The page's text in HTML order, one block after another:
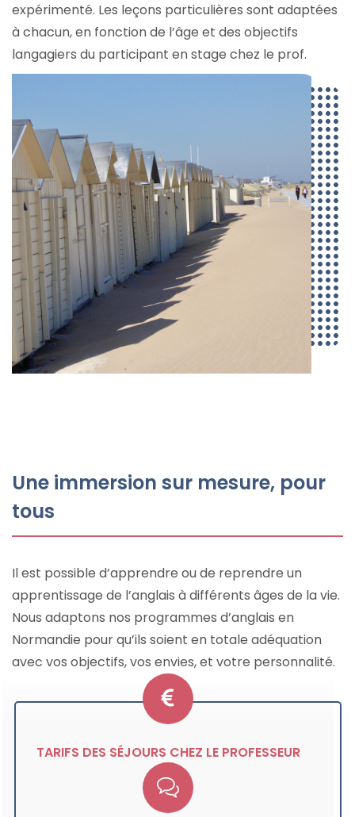
expérimenté. Les leçons particulières sont adaptées
à chacun, en fonction de l’âge et des objectifs
langagiers du participant en stage chez le prof.
Une immersion sur mesure, pour
tous
Il est possible d’apprendre ou de reprendre un
apprentissage de l’anglais à différents âges de la vie.
Nous adaptons nos programmes d’anglais en
Normandie pour qu’ils soient en totale adéquation
avec vos objectifs, vos envies, et votre personnalité.
TARIFS DES SÉJOURS CHEZ LE PROFESSEUR